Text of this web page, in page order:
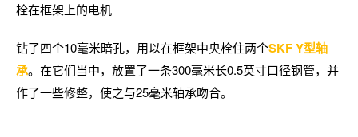
栓在框架上的电机
钻了四个10毫米暗孔，用以在框架中央栓住两个SKF Y型轴
承。在它们当中，放置了一条300毫米长0.5英寸口径钢管，并
作了一些修整，使之与25毫米轴承吻合。